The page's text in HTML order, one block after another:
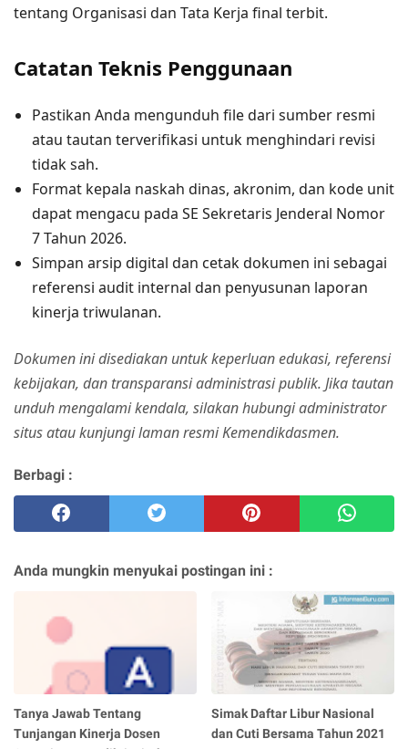
tentang Organisasi dan Tata Kerja final terbit.
Catatan Teknis Penggunaan
Pastikan Anda mengunduh file dari sumber resmi
atau tautan terverifikasi untuk menghindari revisi
tidak sah.
Format kepala naskah dinas, akronim, dan kode unit
dapat mengacu pada SE Sekretaris Jenderal Nomor
7 Tahun 2026.
Simpan arsip digital dan cetak dokumen ini sebagai
referensi audit internal dan penyusunan laporan
kinerja triwulanan.
Dokumen ini disediakan untuk keperluan edukasi, referensi
kebijakan, dan transparansi administrasi publik. Jika tautan
unduh mengalami kendala, silakan hubungi administrator
situs atau kunjungi laman resmi Kemendikdasmen.
Berbagi :
Anda mungkin menyukai postingan ini :
Tanya Jawab Tentang
Tunjangan Kinerja Dosen
Simak Daftar Libur Nasional
dan Cuti Bersama Tahun 2021